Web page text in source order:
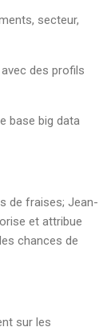
secteur,
des profils
base big data
de fraises; Jean-
et attribue
chances de
sur les